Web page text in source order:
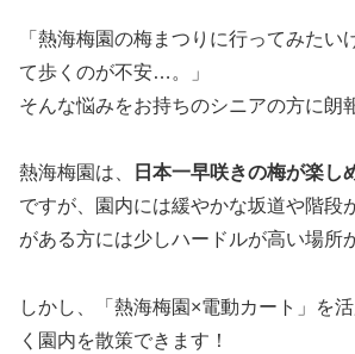
「熱海梅園の梅まつりに行ってみたい
て歩くのが不安…。」
そんな悩みをお持ちのシニアの方に朗
熱海梅園は、 日本一早咲きの梅が楽し
ですが、園内には緩やかな坂道や階段
がある方には少しハードルが高い場所
しかし、「熱海梅園×電動カート」を
く園内を散策できます！